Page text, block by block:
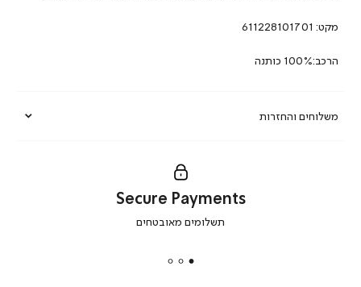
משלוחים והחזרות
מקט: 611228101701
הרכב:100% כותנה
secure
Secure Payments
תשלומים מאובטחים